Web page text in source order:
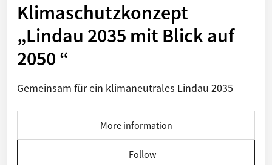
Klimaschutzkonzept
„Lindau 2035 mit Blick auf
2050 “
Gemeinsam für ein klimaneutrales Lindau 2035
More information
Follow